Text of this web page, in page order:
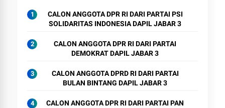
CALON ANGGOTA DPR RI DARI PARTAI PSI
SOLIDARITAS INDONESIA DAPIL JABAR 3
CALON ANGGOTA DPR RI DARI PARTAI
DEMOKRAT DAPIL JABAR 3
CALON ANGGOTA DPRD RI DARI PARTAI
BULAN BINTANG DAPIL JABAR 3
CALON ANGGOTA DPR RI DARI PARTAI PAN